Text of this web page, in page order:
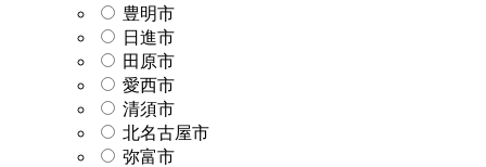
豊明市
日進市
田原市
愛西市
清須市
北名古屋市
弥富市